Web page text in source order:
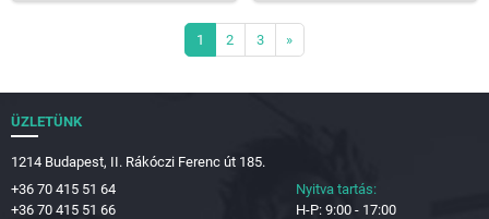
1 2 3 »
ÜZLETÜNK
1214 Budapest, II. Rákóczi Ferenc út 185.
+36 70 415 51 64
+36 70 415 51 66
Nyitva tartás:
H-P: 9:00 - 17:00